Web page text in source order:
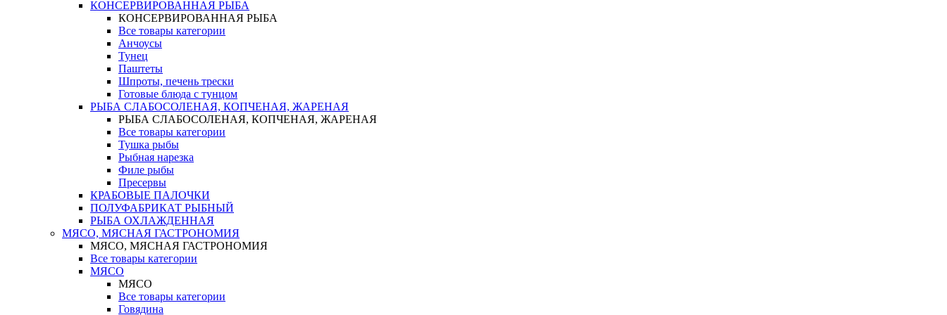
КОНСЕРВИРОВАННАЯ РЫБА
КОНСЕРВИРОВАННАЯ РЫБА
Все товары категории
Анчоусы
Тунец
Паштеты
Шпроты, печень трески
Готовые блюда с тунцом
РЫБА СЛАБОСОЛЕНАЯ, КОПЧЕНАЯ, ЖАРЕНАЯ
РЫБА СЛАБОСОЛЕНАЯ, КОПЧЕНАЯ, ЖАРЕНАЯ
Все товары категории
Тушка рыбы
Рыбная нарезка
Филе рыбы
Пресервы
КРАБОВЫЕ ПАЛОЧКИ
ПОЛУФАБРИКАТ РЫБНЫЙ
РЫБА ОХЛАЖДЕННАЯ
МЯСО, МЯСНАЯ ГАСТРОНОМИЯ
МЯСО, МЯСНАЯ ГАСТРОНОМИЯ
Все товары категории
МЯСО
МЯСО
Все товары категории
Говядина